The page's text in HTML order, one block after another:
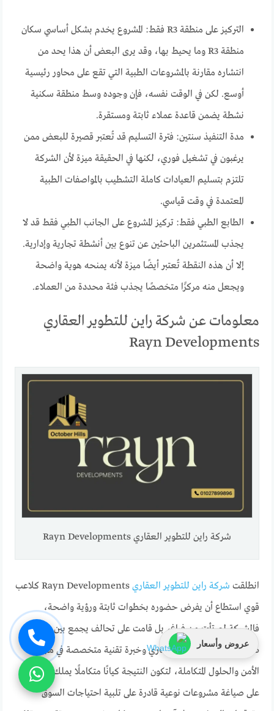
التركيز على منطقة R3 فقط: المشروع يخدم بشكل أساسي سكان
منطقة R3 وما يحيط بها، وقد يرى البعض أن هذا يحد من
انتشاره مقارنة بالمشروعات الطبية التي تقع على محاور رئيسية
أوسع. لكن في الوقت نفسه، فإن وجوده وسط منطقة سكنية
نشطة يضمن قاعدة عملاء ثابتة ومستقرة.
مدة التنفيذ سنتين: فترة التسليم قد تُعتبر قصيرة للبعض ممن
يرغبون في تشغيل فوري، لكنها في الحقيقة ميزة لأن الشركة
تلتزم بتسليم العيادات كاملة التشطيب بالمواصفات الطبية
المعتمدة في وقت قياسي.
الطابع الطبي فقط: تركيز المشروع على الجانب الطبي فقط قد لا
يجذب المستثمرين الباحثين عن تنوع بين أنشطة تجارية وإدارية.
إلا أن هذه النقطة تُعتبر أيضًا ميزة لأنه يمنحه هوية واضحة
ويجعل منه مركزًا متخصصًا يجذب فئة محددة من العملاء.
معلومات عن شركة راين للتطوير العقاري
Rayn Developments
شركة راين للتطوير العقاري Rayn Developments
انطلقت شركة راين للتطوير العقاري
Rayn Developments كلاعب
قوي استطاع أن يفرض حضوره بخطوات ثابتة ورؤية واضحة،
فالشركة لم تأتِ من فراغ، بل قامت على تحالف يجمع بين خبرة
طويلة في قطاع التطوير العقاري وخبرة تقنية متخصصة في مجال
الأمن والحلول المتكاملة، لتكون النتيجة كيانًا متكاملًا يملك القدرة
على صياغة مشروعات نوعية قادرة على تلبية احتياجات السوق
عروض وأسعار